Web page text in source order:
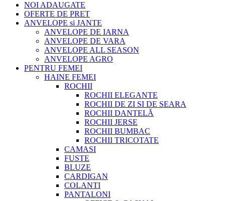
NOI ADAUGATE
OFERTE DE PRET
ANVELOPE si JANTE
ANVELOPE DE IARNA
ANVELOPE DE VARA
ANVELOPE ALL SEASON
ANVELOPE AGRO
PENTRU FEMEI
HAINE FEMEI
ROCHII
ROCHII ELEGANTE
ROCHII DE ZI SI DE SEARA
ROCHII DANTELĂ
ROCHII JERSE
ROCHII BUMBAC
ROCHII TRICOTATE
CAMASI
FUSTE
BLUZE
CARDIGAN
COLANTI
PANTALONI